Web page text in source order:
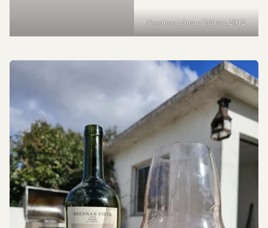
Nosotros Library Edition 2012